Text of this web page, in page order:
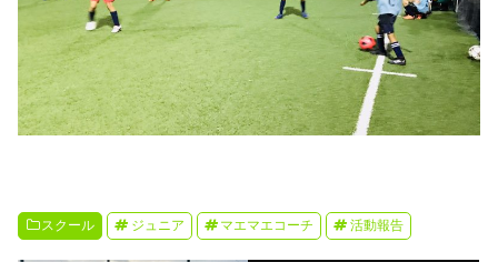
スクール ジュニア マエマエコーチ 活動報告